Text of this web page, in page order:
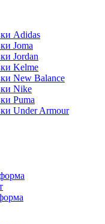
Adidas
Joma
Jordan
Kelme
New Balance
Nike
Puma
Under Armour